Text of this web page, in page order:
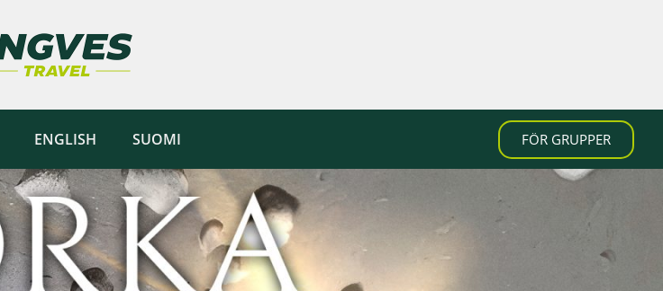
ENGLISH SUOMI FÖR GRUPPER